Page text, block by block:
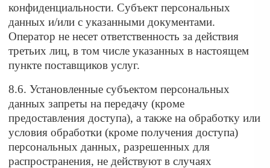
конфиденциальности. Субъект персональных
данных и/или с указанными документами.
Оператор не несет ответственность за действия
третьих лиц, в том числе указанных в настоящем
пункте поставщиков услуг.
8.6. Установленные субъектом персональных
данных запреты на передачу (кроме
предоставления доступа), а также на обработку или
условия обработки (кроме получения доступа)
персональных данных, разрешенных для
распространения, не действуют в случаях